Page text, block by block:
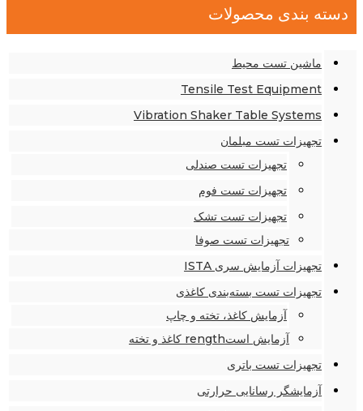
دسته بندی محصولات
ماشین تست محیط
Tensile Test Equipment
Vibration Shaker Table Systems
تجهیزات تست مبلمان
تجهیزات تست صندلی
تجهیزات تست فوم
تجهیزات تست تشک
تجهیزات تست صوفا
تجهیزات آزمایش سری ISTA
تجهیزات تست بسته‌بندی کاغذی
آزمایش کاغذ، تخته و چاپ
آزمایش استrength کاغذ و تخته
تجهیزات تست باتری
آزمایشگر رسانایی حرارتی